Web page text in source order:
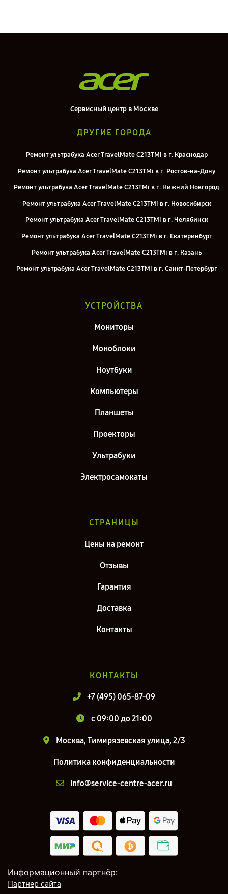
Сервисный центр в Москве
ДРУГИЕ ГОРОДА
Ремонт ультрабука Acer TravelMate C213TMi в г. Краснодар
Ремонт ультрабука Acer TravelMate C213TMi в г. Ростов-на-Дону
Ремонт ультрабука Acer TravelMate C213TMi в г. Нижний Новгород
Ремонт ультрабука Acer TravelMate C213TMi в г. Новосибирск
Ремонт ультрабука Acer TravelMate C213TMi в г. Челябинск
Ремонт ультрабука Acer TravelMate C213TMi в г. Екатеринбург
Ремонт ультрабука Acer TravelMate C213TMi в г. Казань
Ремонт ультрабука Acer TravelMate C213TMi в г. Санкт-Петербург
УСТРОЙСТВА
Мониторы
Моноблоки
Ноутбуки
Компьютеры
Планшеты
Проекторы
Ультрабуки
Электросамокаты
СТРАНИЦЫ
Цены на ремонт
Отзывы
Гарантия
Доставка
Контакты
КОНТАКТЫ
+7 (495) 065-87-09
c 09:00 до 21:00
Москва, Тимирязевская улица, 2/3
Политика конфиденциальности
info@service-centre-acer.ru
Информационный партнёр:
Партнер сайта